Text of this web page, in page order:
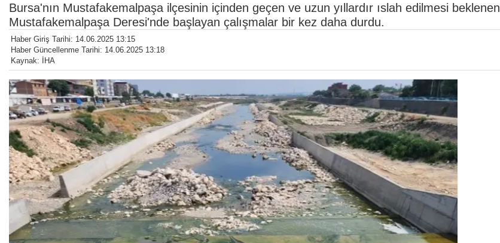
Bursa'nın Mustafakemalpaşa ilçesinin içinden geçen ve uzun yıllardır ıslah edilmesi beklenen
Mustafakemalpaşa Deresi'nde başlayan çalışmalar bir kez daha durdu.
Haber Giriş Tarihi: 14.06.2025 13:15
Haber Güncellenme Tarihi: 14.06.2025 13:18
Kaynak: İHA